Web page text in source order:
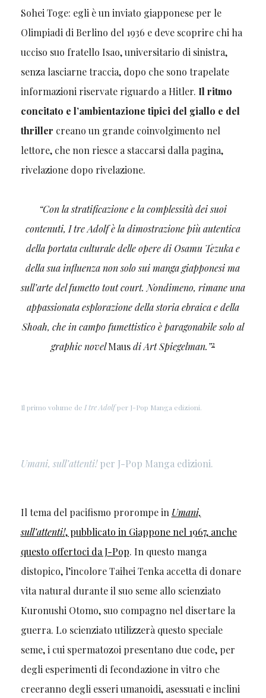
Sohei Toge: egli è un inviato giapponese per le
Olimpiadi di Berlino del 1936 e deve scoprire chi ha
ucciso suo fratello Isao, universitario di sinistra,
senza lasciarne traccia, dopo che sono trapelate
informazioni riservate riguardo a Hitler. Il ritmo
concitato e l’ambientazione tipici del giallo e del
thriller creano un grande coinvolgimento nel
lettore, che non riesce a staccarsi dalla pagina,
rivelazione dopo rivelazione.
“Con la stratificazione e la complessità dei suoi
contenuti, I tre Adolf è la dimostrazione più autentica
della portata culturale delle opere di Osamu Tezuka e
della sua influenza non solo sui manga giapponesi ma
sull’arte del fumetto tout court. Nondimeno, rimane una
appassionata esplorazione della storia ebraica e della
Shoah, che in campo fumettistico è paragonabile solo al
graphic novelMausdi Art Spiegelman.”2
Il primo volume de I tre Adolfper J-Pop Manga edizioni.
Umani, sull’attenti!per J-Pop Manga edizioni.
Il tema del pacifismo prorompe in Umani,
sull’attenti!, pubblicato in Giappone nel 1967, anche
questo offertoci da J-Pop. In questo manga
distopico, l’incolore Taihei Tenka accetta di donare
vita natural durante il suo seme allo scienziato
Kuronushi Otomo, suo compagno nel disertare la
guerra. Lo scienziato utilizzerà questo speciale
seme, i cui spermatozoi presentano due code, per
degli esperimenti di fecondazione in vitro che
creeranno degli esseri umanoidi, asessuati e inclini